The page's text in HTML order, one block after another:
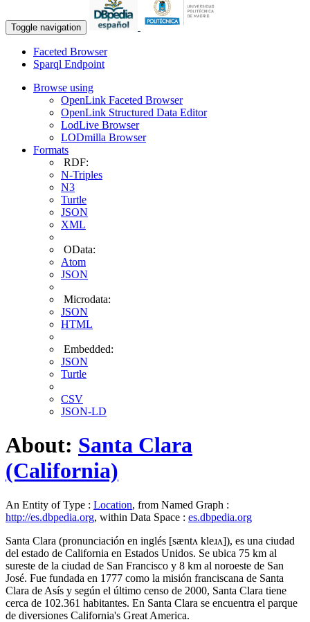
Toggle navigation
Faceted Browser
Sparql Endpoint
Browse using
OpenLink Faceted Browser
OpenLink Structured Data Editor
LodLive Browser
LODmilla Browser
Formats
RDF:
N-Triples
N3
Turtle
JSON
XML
OData:
Atom
JSON
Microdata:
JSON
HTML
Embedded:
JSON
Turtle
CSV
JSON-LD
About: Santa Clara
(California)
An Entity of Type : Location, from Named Graph :
http://es.dbpedia.org, within Data Space : es.dbpedia.org
Santa Clara (pronunciación en inglés [sæntʌ kleɹʌ]), es una ciudad
del estado de California en Estados Unidos. Se ubica 75 km al
sureste de la ciudad de San Francisco y 8 km al noroeste de San
José. Fue fundada en 1777 como la misión franciscana de Santa
Clara de Asís y según el último censo de 2000, Santa Clara tiene
cerca de 102.361 habitantes. En Santa Clara se encuentra el parque
de diversiones California's Great America.